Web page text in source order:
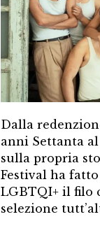
Dalla
anni Settanta
sulla propria
Festival ha
LGBTQI+ il filo
selezione